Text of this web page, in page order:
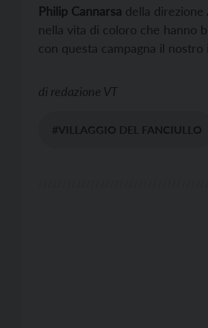
Philip Cannarsa della direzione
nella vita di coloro che hanno
con questa campagna il
di redazione VT
#VILLAGGIO DEL FANCIULLO